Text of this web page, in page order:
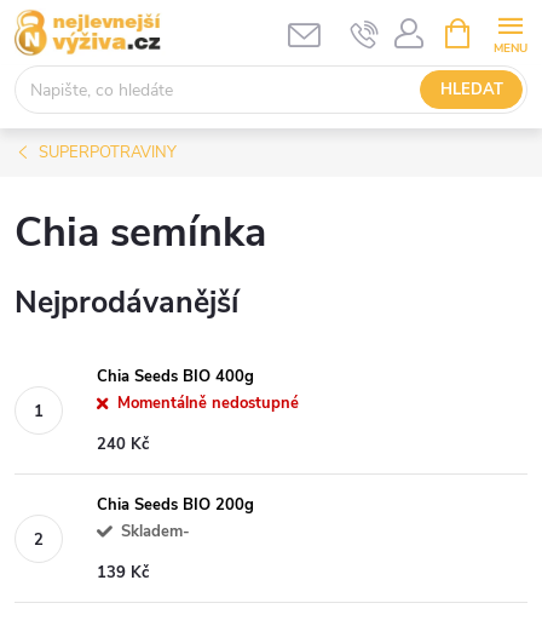
Přejít
na
obsah
HLEDAT
NÁKUPNÍ
KOŠÍK
SUPERPOTRAVINY
Chia semínka
Nejprodávanější
Chia Seeds BIO 400g
Momentálně nedostupné
240 Kč
Chia Seeds BIO 200g
Skladem-
139 Kč